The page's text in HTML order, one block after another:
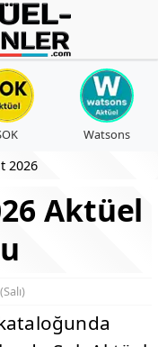
Watsons
2026
Aktüel
(Salı)